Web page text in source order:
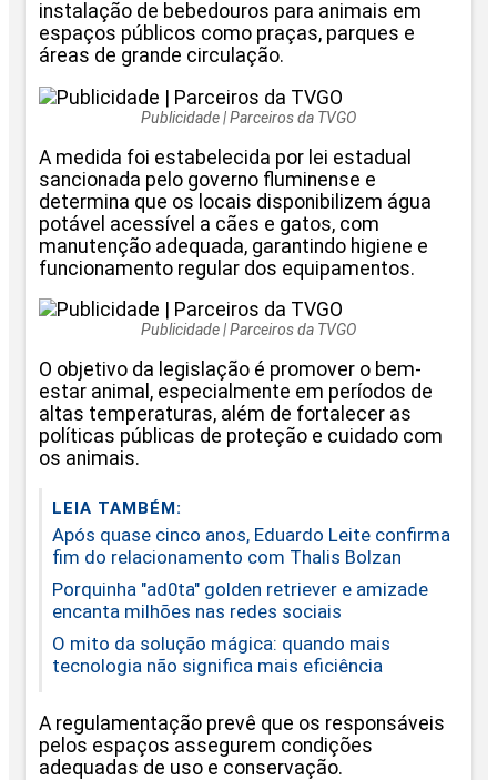
instalação de bebedouros para animais em
espaços públicos como praças, parques e
áreas de grande circulação.
Publicidade | Parceiros da TVGO
A medida foi estabelecida por lei estadual
sancionada pelo governo fluminense e
determina que os locais disponibilizem água
potável acessível a cães e gatos, com
manutenção adequada, garantindo higiene e
funcionamento regular dos equipamentos.
Publicidade | Parceiros da TVGO
O objetivo da legislação é promover o bem-
estar animal, especialmente em períodos de
altas temperaturas, além de fortalecer as
políticas públicas de proteção e cuidado com
os animais.
LEIA TAMBÉM:
Após quase cinco anos, Eduardo Leite confirma
fim do relacionamento com Thalis Bolzan
Porquinha "ad0ta" golden retriever e amizade
encanta milhões nas redes sociais
O mito da solução mágica: quando mais
tecnologia não significa mais eficiência
A regulamentação prevê que os responsáveis
pelos espaços assegurem condições
adequadas de uso e conservação.